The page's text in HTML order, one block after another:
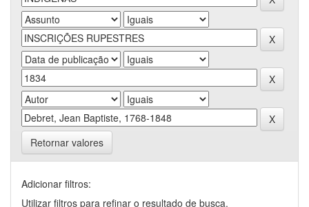
Retornar valores
Adicionar filtros:
Utilizar filtros para refinar o resultado de busca.